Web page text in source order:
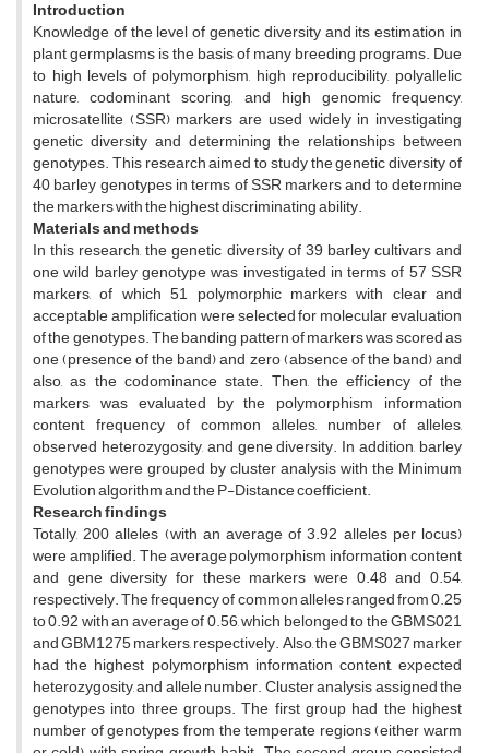
Introduction
Knowledge of the level of genetic diversity and its estimation in
plant germplasms is the basis of many breeding programs. Due
to high levels of polymorphism, high reproducibility, polyallelic
nature, codominant scoring, and high genomic frequency,
microsatellite (SSR) markers are used widely in investigating
genetic diversity and determining the relationships between
genotypes. This research aimed to study the genetic diversity of
40 barley genotypes in terms of SSR markers and to determine
the markers with the highest discriminating ability.
Materials and methods
In this research, the genetic diversity of 39 barley cultivars and
one wild barley genotype was investigated in terms of 57 SSR
markers, of which 51 polymorphic markers with clear and
acceptable amplification were selected for molecular evaluation
of the genotypes. The banding pattern of markers was scored as
one (presence of the band) and zero (absence of the band) and
also, as the codominance state. Then, the efficiency of the
markers was evaluated by the polymorphism information
content, frequency of common alleles, number of alleles,
observed heterozygosity, and gene diversity. In addition, barley
genotypes were grouped by cluster analysis with the Minimum
Evolution algorithm and the P-Distance coefficient.
Research findings
Totally, 200 alleles (with an average of 3.92 alleles per locus)
were amplified. The average polymorphism information content
and gene diversity for these markers were 0.48 and 0.54,
respectively. The frequency of common alleles ranged from 0.25
to 0.92 with an average of 0.56, which belonged to the GBMS021
and GBM1275 markers, respectively. Also, the GBMS027 marker
had the highest polymorphism information content, expected
heterozygosity, and allele number. Cluster analysis assigned the
genotypes into three groups. The first group had the highest
number of genotypes from the temperate regions (either warm